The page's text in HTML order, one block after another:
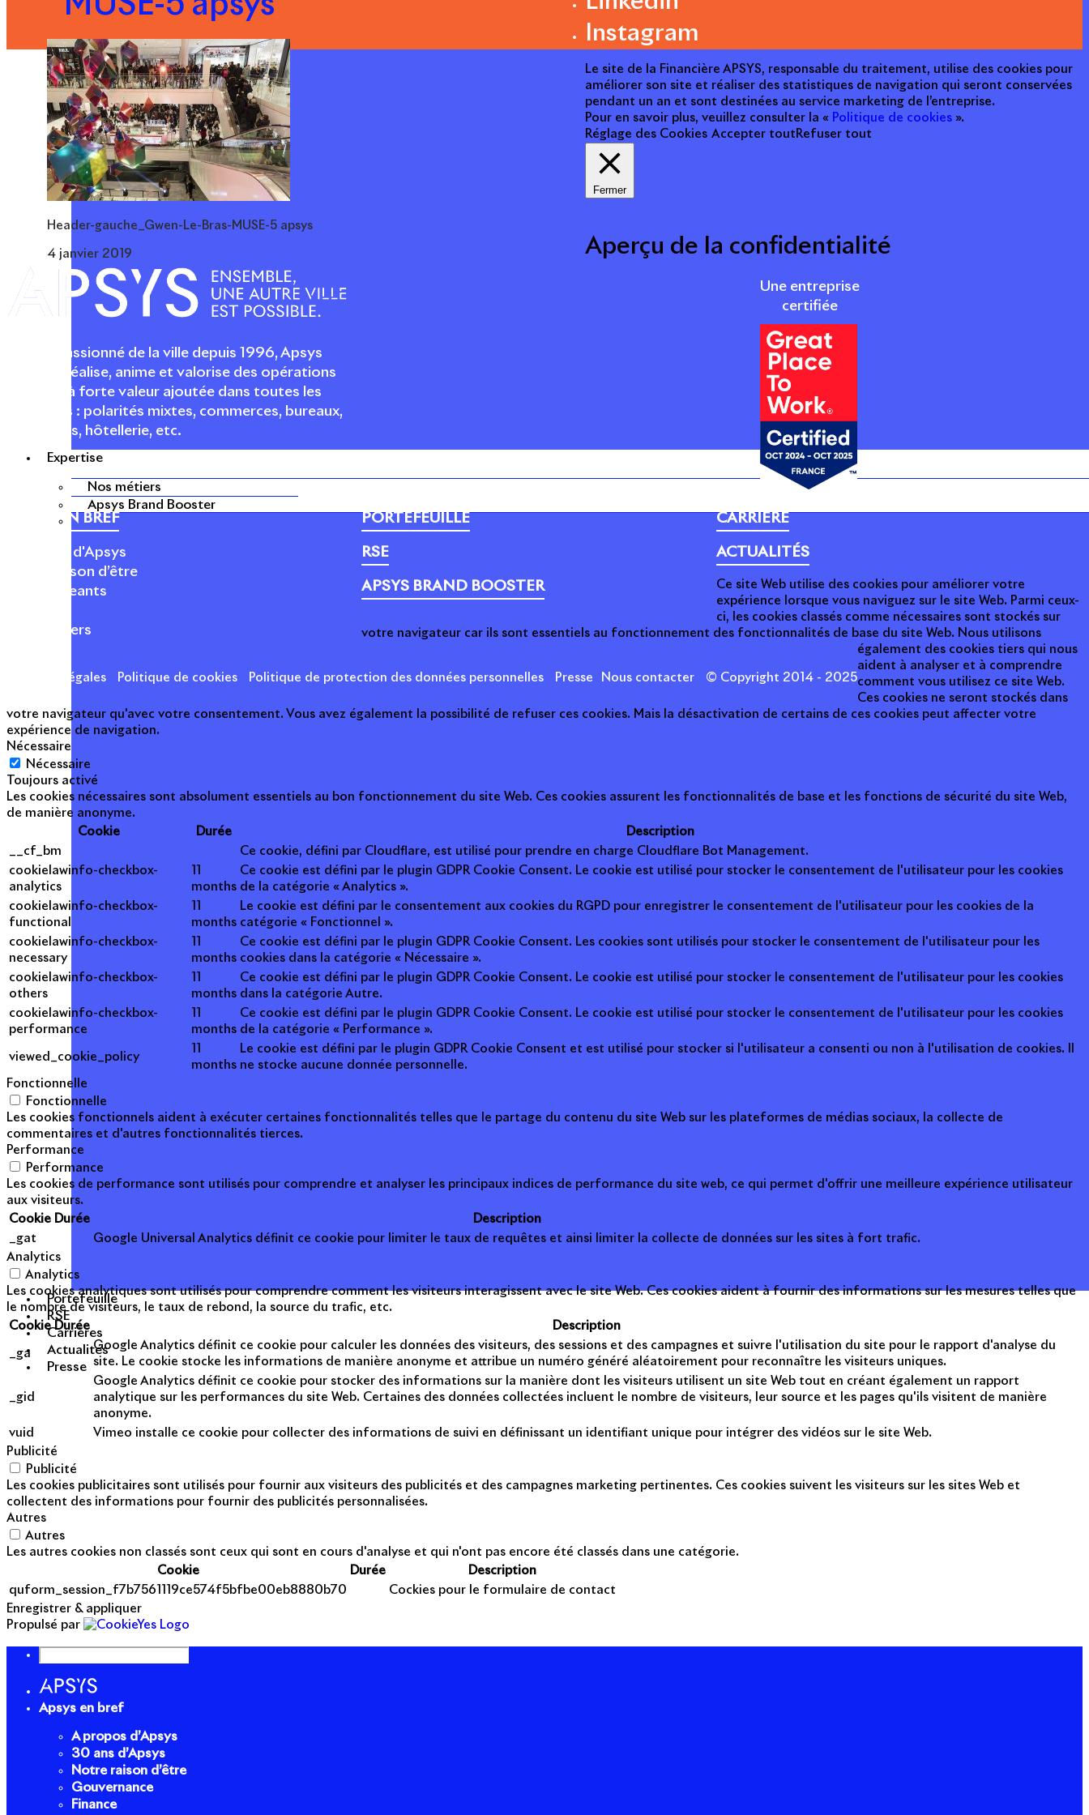
Expertise
Nos métiers
Apsys Brand Booster
Portefeuille
RSE
Carrières
Actualités
Presse
Header-gauche_Gwen-Le-Bras-MUSE-5 apsys
4 janvier 2019
Acteur passionné de la ville depuis 1996, Apsys
conçoit, réalise, anime et valorise des opérations
urbaines à forte valeur ajoutée dans toutes les
fonctions : polarités mixtes, commerces, bureaux,
logements, hôtellerie, etc.
Une entreprise
certifiée
APSYS EN BREF
À propos d'Apsys
Notre raison d’être
Nos dirigeants
Nos métiers
PORTEFEUILLE
RSE
APSYS BRAND BOOSTER
CARRIÈRE
ACTUALITÉS
Mentions légales Politique de cookies Politique de protection des données personnelles Presse Nous contacter © Copyright 2014 - 2025
Instagram
Le site de la Financière APSYS, responsable du traitement, utilise des cookies pour
améliorer son site et réaliser des statistiques de navigation qui seront conservées
pendant un an et sont destinées au service marketing de l’entreprise.
Pour en savoir plus, veuillez consulter la « Politique de cookies ».
Réglage des Cookies Accepter tout Refuser tout
Fermer
Aperçu de la confidentialité
Ce site Web utilise des cookies pour améliorer votre
expérience lorsque vous naviguez sur le site Web. Parmi ceux-
ci, les cookies classés comme nécessaires sont stockés sur
votre navigateur car ils sont essentiels au fonctionnement des fonctionnalités de base du site Web. Nous utilisons
également des cookies tiers qui nous
aident à analyser et à comprendre
comment vous utilisez ce site Web.
Ces cookies ne seront stockés dans
votre navigateur qu'avec votre consentement. Vous avez également la possibilité de refuser ces cookies. Mais la désactivation de certains de ces cookies peut affecter votre
expérience de navigation.
Nécessaire
Nécessaire
Toujours activé
Les cookies nécessaires sont absolument essentiels au bon fonctionnement du site Web. Ces cookies assurent les fonctionnalités de base et les fonctions de sécurité du site Web,
de manière anonyme.
Cookie
Durée
Description
__cf_bm
Ce cookie, défini par Cloudflare, est utilisé pour prendre en charge Cloudflare Bot Management.
cookielawinfo-checkbox-
analytics
months
Ce cookie est défini par le plugin GDPR Cookie Consent. Le cookie est utilisé pour stocker le consentement de l'utilisateur pour les cookies
de la catégorie « Analytics ».
cookielawinfo-checkbox-
functional
months
Le cookie est défini par le consentement aux cookies du RGPD pour enregistrer le consentement de l'utilisateur pour les cookies de la
catégorie « Fonctionnel ».
cookielawinfo-checkbox-
necessary
months
Ce cookie est défini par le plugin GDPR Cookie Consent. Les cookies sont utilisés pour stocker le consentement de l'utilisateur pour les
cookies dans la catégorie « Nécessaire ».
cookielawinfo-checkbox-
others
months
Ce cookie est défini par le plugin GDPR Cookie Consent. Le cookie est utilisé pour stocker le consentement de l'utilisateur pour les cookies
dans la catégorie Autre.
cookielawinfo-checkbox-
performance
months
Ce cookie est défini par le plugin GDPR Cookie Consent. Le cookie est utilisé pour stocker le consentement de l'utilisateur pour les cookies
de la catégorie « Performance ».
viewed_cookie_policy
months
Le cookie est défini par le plugin GDPR Cookie Consent et est utilisé pour stocker si l'utilisateur a consenti ou non à l'utilisation de cookies. Il
ne stocke aucune donnée personnelle.
Fonctionnelle
Fonctionnelle
Les cookies fonctionnels aident à exécuter certaines fonctionnalités telles que le partage du contenu du site Web sur les plateformes de médias sociaux, la collecte de
commentaires et d'autres fonctionnalités tierces.
Performance
Performance
Les cookies de performance sont utilisés pour comprendre et analyser les principaux indices de performance du site web, ce qui permet d'offrir une meilleure expérience utilisateur
aux visiteurs.
Cookie Durée
Description
_gat
Google Universal Analytics définit ce cookie pour limiter le taux de requêtes et ainsi limiter la collecte de données sur les sites à fort trafic.
Analytics
Analytics
Les cookies analytiques sont utilisés pour comprendre comment les visiteurs interagissent avec le site Web. Ces cookies aident à fournir des informations sur les mesures telles que
le nombre de visiteurs, le taux de rebond, la source du trafic, etc.
Cookie Durée Description
_ga
Google Analytics définit ce cookie pour calculer les données des visiteurs, des sessions et des campagnes et suivre l'utilisation du site pour le rapport d'analyse du
site. Le cookie stocke les informations de manière anonyme et attribue un numéro généré aléatoirement pour reconnaître les visiteurs uniques.
_gid
Google Analytics définit ce cookie pour stocker des informations sur la manière dont les visiteurs utilisent un site Web tout en créant également un rapport
analytique sur les performances du site Web. Certaines des données collectées incluent le nombre de visiteurs, leur source et les pages qu'ils visitent de manière
anonyme.
vuid
Vimeo installe ce cookie pour collecter des informations de suivi en définissant un identifiant unique pour intégrer des vidéos sur le site Web.
Publicité
Publicité
Les cookies publicitaires sont utilisés pour fournir aux visiteurs des publicités et des campagnes marketing pertinentes. Ces cookies suivent les visiteurs sur les sites Web et
collectent des informations pour fournir des publicités personnalisées.
Autres
Autres
Les autres cookies non classés sont ceux qui sont en cours d'analyse et qui n'ont pas encore été classés dans une catégorie.
Cookie
Durée
Description
quform_session_f7b7561119ce574f5bfbe00eb8880b70
Cockies pour le formulaire de contact
Enregistrer & appliquer
Propulsé par
Apsys en bref
A propos d’Apsys
30 ans d’Apsys
Notre raison d’être
Gouvernance
Finance